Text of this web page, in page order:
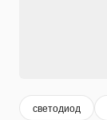
светодиод